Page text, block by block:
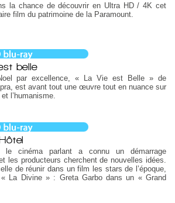
la chance de découvrir en Ultra HD / 4K cet
film du patrimoine de la Paramount.
belle
par excellence, « La Vie est Belle » de
est avant tout une œuvre tout en nuance sur
l’humanisme.
le cinéma parlant a connu un démarrage
les producteurs cherchent de nouvelles idées.
de réunir dans un film les stars de l’époque,
La Divine » : Greta Garbo dans un « Grand